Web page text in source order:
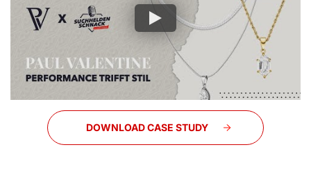
DOWNLOAD CASE STUDY